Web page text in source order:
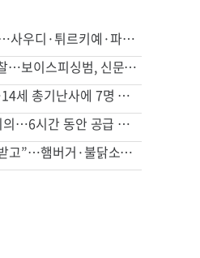
흔들리는 미국 영향력…사우디·튀르키예·파키스탄, 공동방위조약
어르신 1억원 지킨 경찰…보이스피싱범, 신문지 가방에 속았다
조부모 쏜 뒤 학교로…14세 총기난사에 7명 참사, 태국 발칵
李, 부동산 점검 2차 회의…6시간 동안 공급 지원책 집중 논의
“조폭에게 7000만원 받고”…햄버거·불닭소스 넣어준 교도관 징역 7년